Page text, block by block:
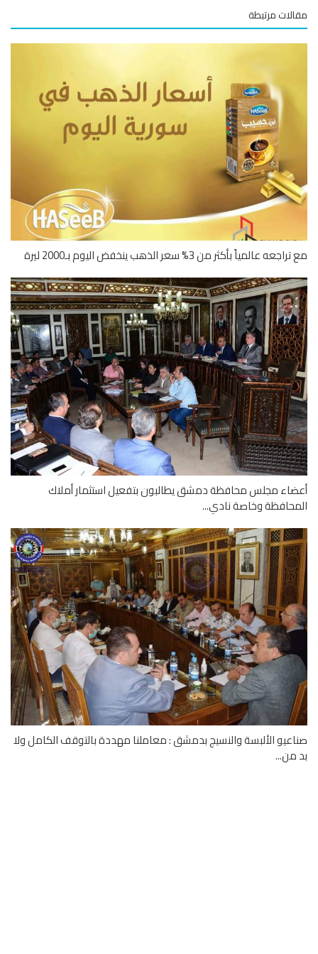
مرتبطة
عالمياً بأكثر من 3% سعر الذهب ينخفض اليوم بـ2000 ليرة
مجلس محافظة دمشق يطالبون بتفعيل استثمار أملاك
وخاصة نادي...
الألبسة والنسيج بدمشق : معاملنا مهددة بالتوقف الكامل ولا